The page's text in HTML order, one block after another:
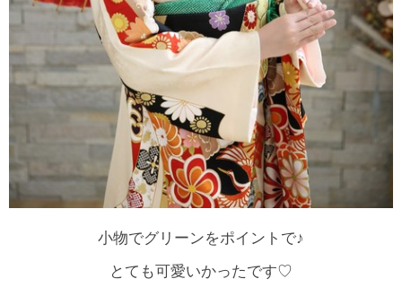
小物でグリーンをポイントで♪
とても可愛いかったです♡